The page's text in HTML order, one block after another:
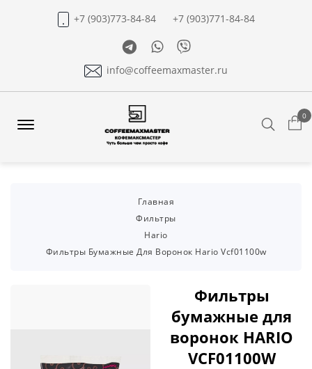
+7 (903)773-84-84
+7 (903)771-84-84
TelegramWhatsapp
Viber
info@coffeemaxmaster.ru
0
Главная
Фильтры
Hario
Фильтры Бумажные Для Воронок Hario Vcf01100w
Фильтры
бумажные для
воронок HARIO
VCF01100W